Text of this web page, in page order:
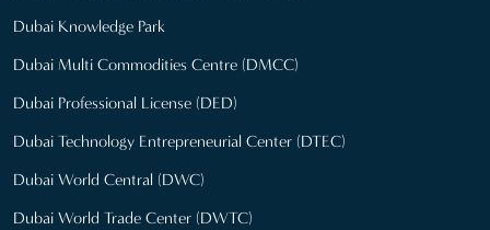
Dubai Knowledge Park
Dubai Multi Commodities Centre (DMCC)
Dubai Professional License (DED)
Dubai Technology Entrepreneurial Center (DTEC)
Dubai World Central (DWC)
Dubai World Trade Center (DWTC)